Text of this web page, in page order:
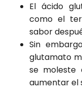
El ácido
como el
sabor
Sin
glutamato
se moleste
aumentar el